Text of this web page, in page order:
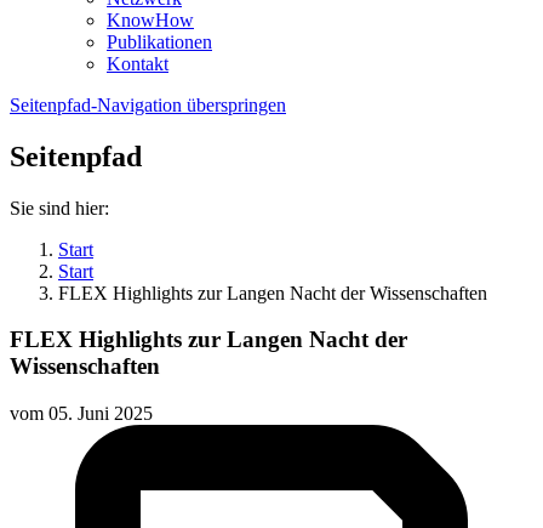
KnowHow
Publikationen
Kontakt
Seitenpfad-Navigation überspringen
Seitenpfad
Sie sind hier:
Start
Start
FLEX Highlights zur Langen Nacht der Wissenschaften
FLEX Highlights zur Langen Nacht der
Wissenschaften
vom 05. Juni 2025